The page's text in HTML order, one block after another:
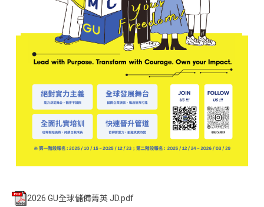
2026 GU全球儲備菁英 JD.pdf